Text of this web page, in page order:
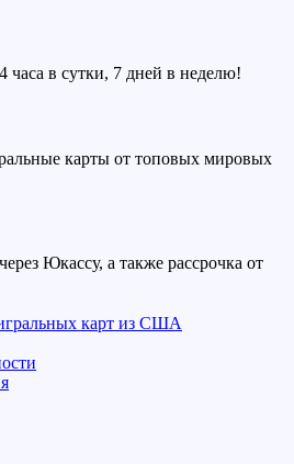
часа в сутки, 7 дней в неделю!
карты от топовых мировых
Юкассу, а также рассрочка от
карт из США